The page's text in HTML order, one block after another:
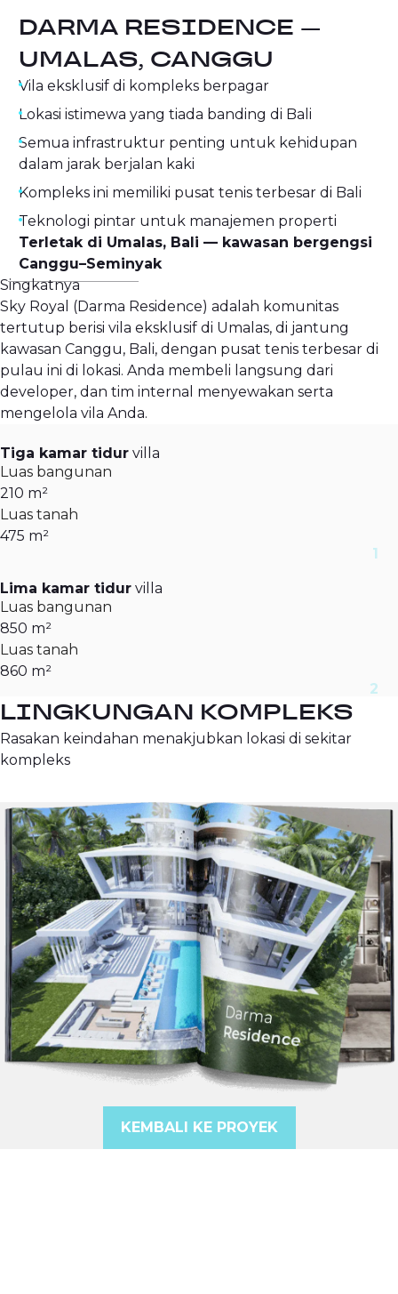
DARMA RESIDENCE —
UMALAS, CANGGU
Vila eksklusif di kompleks berpagar
Lokasi istimewa yang tiada banding di Bali
Semua infrastruktur penting untuk kehidupan
dalam jarak berjalan kaki
Kompleks ini memiliki pusat tenis terbesar di Bali
Teknologi pintar untuk manajemen properti
Terletak di Umalas, Bali — kawasan bergengsi
Canggu–Seminyak
Singkatnya
Sky Royal (Darma Residence) adalah komunitas
tertutup berisi vila eksklusif di Umalas, di jantung
kawasan Canggu, Bali, dengan pusat tenis terbesar di
pulau ini di lokasi. Anda membeli langsung dari
developer, dan tim internal menyewakan serta
mengelola vila Anda.
Tiga kamar tidur villa
Luas bangunan
210 m²
Luas tanah
475 m²
Lima kamar tidur villa
Luas bangunan
850 m²
Luas tanah
860 m²
LINGKUNGAN KOMPLEKS
Rasakan keindahan menakjubkan lokasi di sekitar
kompleks
KEMBALI KE PROYEK